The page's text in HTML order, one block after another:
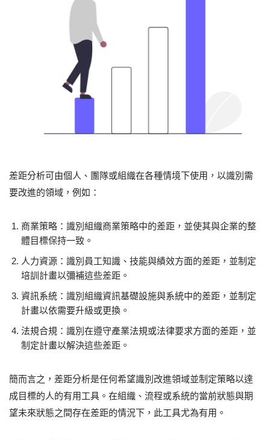
差距分析可由個人、團隊或組織在各種情境下使用，以識別需
要改進的領域，例如：
商業策略：識別組織商業策略中的差距，並使其與企業的整
體目標保持一致。
人力資源：識別員工知識、技能與績效方面的差距，並制定
培訓計畫以彌補這些差距。
資訊系統：識別組織資訊基礎設施與系統中的差距，並制定
計畫以依需要升級或更換。
法規合規：識別在遵守產業法規或法律要求方面的差距，並
制定計畫以解決這些差距。
簡而言之，差距分析是任何希望識別改進領域並制定策略以達
成目標的人的有用工具。在組織、流程或系統的當前狀態與期
望未來狀態之間存在差距的情況下，此工具尤為有用。